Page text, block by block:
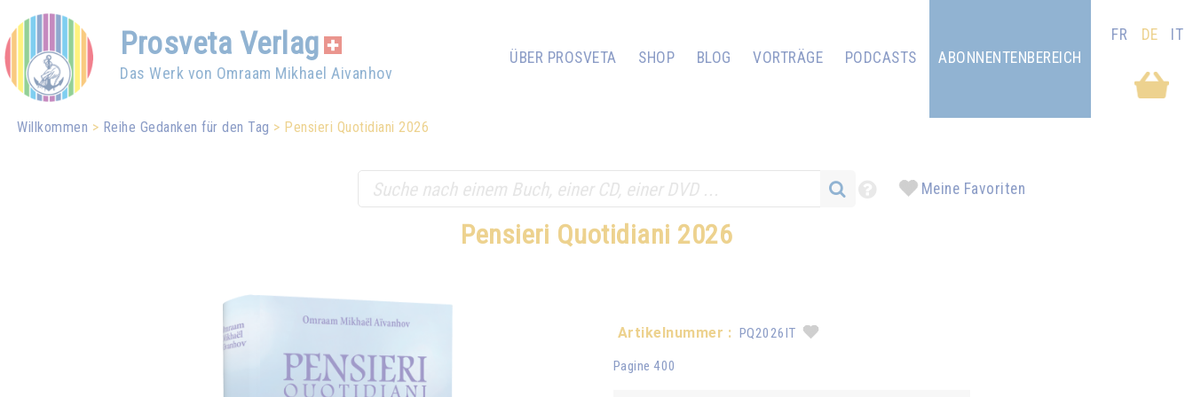
Prosveta Verlag
Das Werk von Omraam Mikhael Aivanhov
ÜBER PROSVETA SHOP BLOG VORTRÄGE PODCASTS ABONNENTENBEREICH
FR DE IT
Willkommen Reihe Gedanken für den Tag Pensieri Quotidiani 2026
Meine Favoriten
Pensieri Quotidiani 2026
Artikelnummer : PQ2026IT
Pagine 400